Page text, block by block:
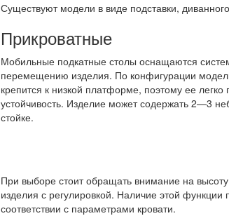
Существуют модели в виде подставки,
Прикроватные
Мобильные подкатные столы оснащаются
перемещению изделия. По конфигурации
крепится к низкой платформе, поэтому ее
устойчивость. Изделие может содержать 2—3
стойке.
При выборе стоит обращать внимание на
изделия с регулировкой. Наличие этой функции
соответствии с параметрами кровати.